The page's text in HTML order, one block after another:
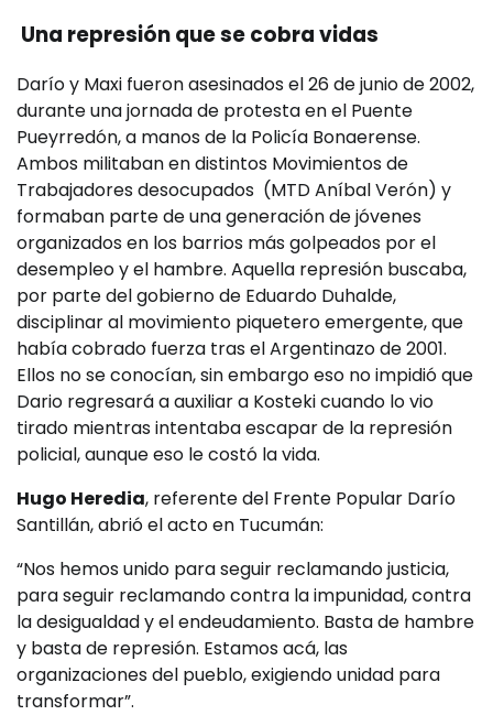
Una represión que se cobra vidas
Darío y Maxi fueron asesinados el 26 de junio de 2002,
durante una jornada de protesta en el Puente
Pueyrredón, a manos de la Policía Bonaerense.
Ambos militaban en distintos Movimientos de
Trabajadores desocupados (MTD Aníbal Verón) y
formaban parte de una generación de jóvenes
organizados en los barrios más golpeados por el
desempleo y el hambre. Aquella represión buscaba,
por parte del gobierno de Eduardo Duhalde,
disciplinar al movimiento piquetero emergente, que
había cobrado fuerza tras el Argentinazo de 2001.
Ellos no se conocían, sin embargo eso no impidió que
Dario regresará a auxiliar a Kosteki cuando lo vio
tirado mientras intentaba escapar de la represión
policial, aunque eso le costó la vida.
Hugo Heredia, referente del Frente Popular Darío
Santillán, abrió el acto en Tucumán:
“Nos hemos unido para seguir reclamando justicia,
para seguir reclamando contra la impunidad, contra
la desigualdad y el endeudamiento. Basta de hambre
y basta de represión. Estamos acá, las
organizaciones del pueblo, exigiendo unidad para
transformar”.